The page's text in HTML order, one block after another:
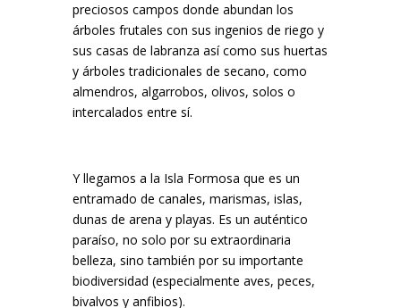
preciosos campos donde abundan los
árboles frutales con sus ingenios de riego y
sus casas de labranza así como sus huertas
y árboles tradicionales de secano, como
almendros, algarrobos, olivos, solos o
intercalados entre sí.
Y llegamos a la Isla Formosa que es un
entramado de canales, marismas, islas,
dunas de arena y playas. Es un auténtico
paraíso, no solo por su extraordinaria
belleza, sino también por su importante
biodiversidad (especialmente aves, peces,
bivalvos y anfibios).